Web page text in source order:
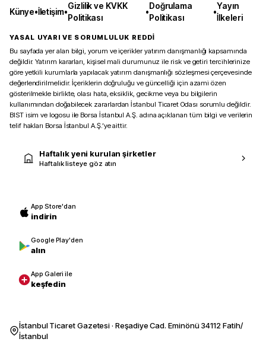
Künye•İletişim•
Gizlilik ve KVKK
Politikası
•
Doğrulama
Politikası
•
Yayın
İlkeleri
YASAL UYARI VE SORUMLULUK REDDİ
Bu sayfada yer alan bilgi, yorum ve içerikler yatırım danışmanlığı kapsamında
değildir. Yatırım kararları, kişisel mali durumunuz ile risk ve getiri tercihlerinize
göre yetkili kurumlarla yapılacak yatırım danışmanlığı sözleşmesi çerçevesinde
değerlendirilmelidir. İçeriklerin doğruluğu ve güncelliği için azami özen
gösterilmekle birlikte, olası hata, eksiklik, gecikme veya bu bilgilerin
kullanımından doğabilecek zararlardan İstanbul Ticaret Odası sorumlu değildir.
BIST isim ve logosu ile Borsa İstanbul A.Ş. adına açıklanan tüm bilgi ve verilerin
telif hakları Borsa İstanbul A.Ş.’ye aittir.
Haftalık yeni kurulan şirketler
Haftalık listeye göz atın
App Store'dan
indirin
Google Play'den
alın
App Galeri ile
keşfedin
İstanbul Ticaret Gazetesi · Reşadiye Cad. Eminönü 34112 Fatih/
İstanbul